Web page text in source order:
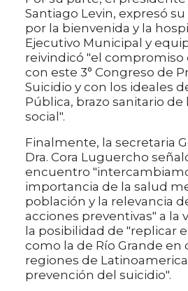
Santiago Levin, expresó
por la bienvenida y la
Ejecutivo Municipal y
reivindicó "el compromiso
con este 3° Congreso de
Suicidio y con los ideales
Pública, brazo sanitario de
social".
Finalmente, la secretaria
Dra. Cora Luguercho
encuentro
importancia de la salud
población y la relevancia
acciones preventivas" a la
la posibilidad de "replicar
como la de Río Grande en
regiones de Latinoamerica
prevención del suicidio".